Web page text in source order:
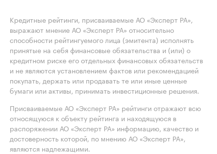
Кредитные рейтинги, присваиваемые АО «Эксперт РА»,
выражают мнение АО «Эксперт РА» относительно
способности рейтингуемого лица (эмитента) исполнять
принятые на себя финансовые обязательства и (или) о
кредитном риске его отдельных финансовых обязательств
и не являются установлением фактов или рекомендацией
покупать, держать или продавать те или иные ценные
бумаги или активы, принимать инвестиционные решения.
Присваиваемые АО «Эксперт РА» рейтинги отражают всю
относящуюся к объекту рейтинга и находящуюся в
распоряжении АО «Эксперт РА» информацию, качество и
достоверность которой, по мнению АО «Эксперт РА»,
являются надлежащими.